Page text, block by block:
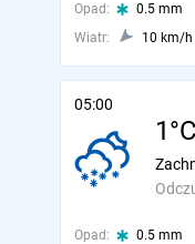
Opad: 0.5 mm
Wiatr:
10 km/h
05:00
1°C
Opad: 0.5 mm